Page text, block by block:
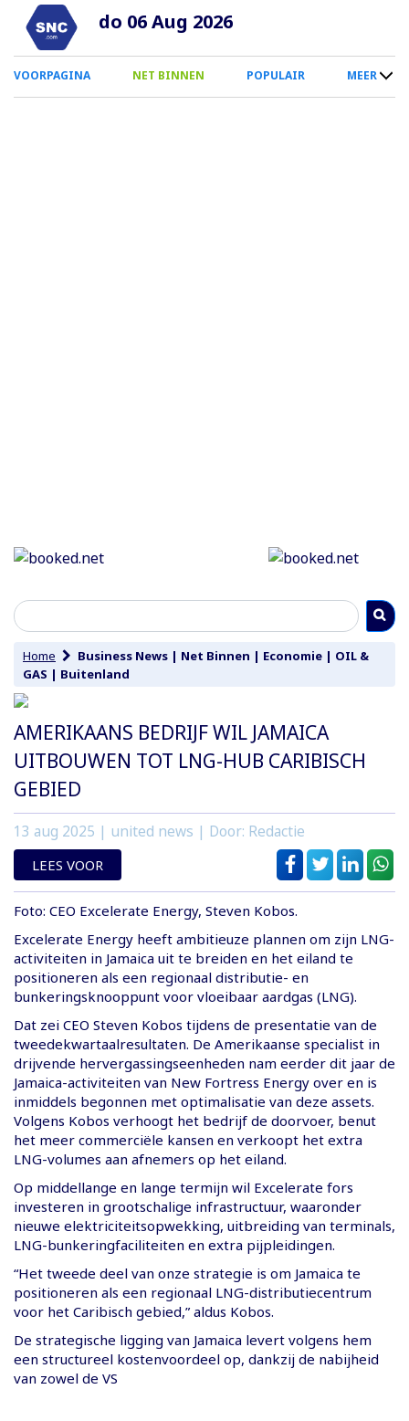
Overslaan
naar
inhoud
do 06 Aug 2026
0
Smartphone
VOORPAGINA NET BINNEN POPULAIR MEER
Home Business News | Net Binnen | Economie | OIL &
GAS | Buitenland
AMERIKAANS BEDRIJF WIL JAMAICA
UITBOUWEN TOT LNG-HUB CARIBISCH
GEBIED
13 aug 2025 | united news | Door: Redactie
LEES VOOR
Foto: CEO Excelerate Energy, Steven Kobos.
Excelerate Energy heeft ambitieuze plannen om zijn LNG-
activiteiten in Jamaica uit te breiden en het eiland te
positioneren als een regionaal distributie- en
bunkeringsknooppunt voor vloeibaar aardgas (LNG).
Dat zei CEO Steven Kobos tijdens de presentatie van de
tweedekwartaalresultaten. De Amerikaanse specialist in
drijvende hervergassingseenheden nam eerder dit jaar de
Jamaica-activiteiten van New Fortress Energy over en is
inmiddels begonnen met optimalisatie van deze assets.
Volgens Kobos verhoogt het bedrijf de doorvoer, benut
het meer commerciële kansen en verkoopt het extra
LNG-volumes aan afnemers op het eiland.
Op middellange en lange termijn wil Excelerate fors
investeren in grootschalige infrastructuur, waaronder
nieuwe elektriciteitsopwekking, uitbreiding van terminals,
LNG-bunkeringfaciliteiten en extra pijpleidingen.
“Het tweede deel van onze strategie is om Jamaica te
positioneren als een regionaal LNG-distributiecentrum
voor het Caribisch gebied,” aldus Kobos.
De strategische ligging van Jamaica levert volgens hem
een structureel kostenvoordeel op, dankzij de nabijheid
van zowel de VS